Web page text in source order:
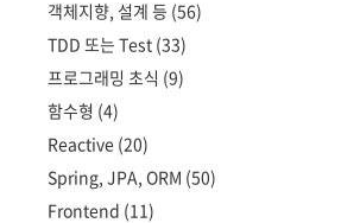
객체지향, 설계 등 (56)
TDD 또는 Test (33)
프로그래밍 초식 (9)
함수형 (4)
Reactive (20)
Spring, JPA, ORM (50)
Frontend (11)